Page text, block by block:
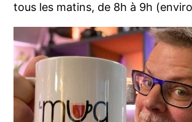
tous les matins, de 8h à 9h